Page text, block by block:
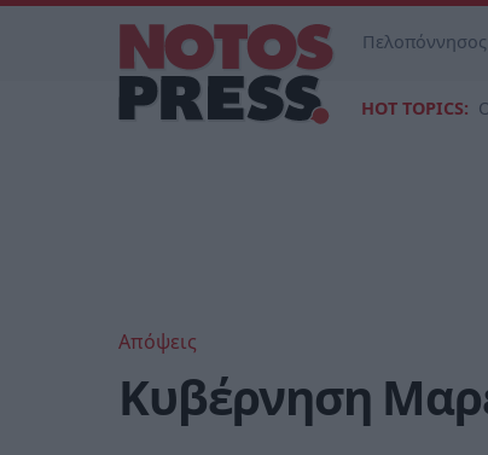
Πελοπόννησος
HOT TOPICS:
Απόψεις
Κυβέρνηση